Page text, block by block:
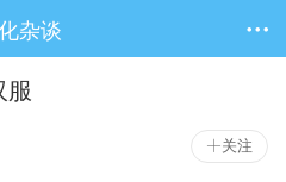
杂谈
服
关注